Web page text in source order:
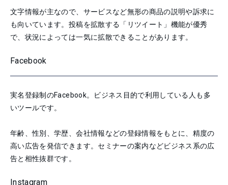
文字情報が主なので、サービスなど無形の商品の説明や訴求に
も向いています。投稿を拡散する「リツイート」機能が優秀
で、状況によっては一気に拡散できることがあります。
Facebook
実名登録制のFacebook。ビジネス目的で利用している人も多
いツールです。
年齢、性別、学歴、会社情報などの登録情報をもとに、精度の
高い広告を発信できます。セミナーの案内などビジネス系の広
告と相性抜群です。
Instagram